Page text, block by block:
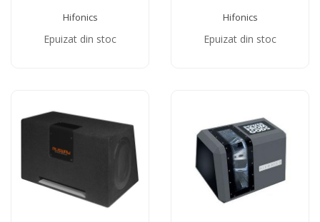
Hifonics
Epuizat din stoc
Hifonics
Epuizat din stoc